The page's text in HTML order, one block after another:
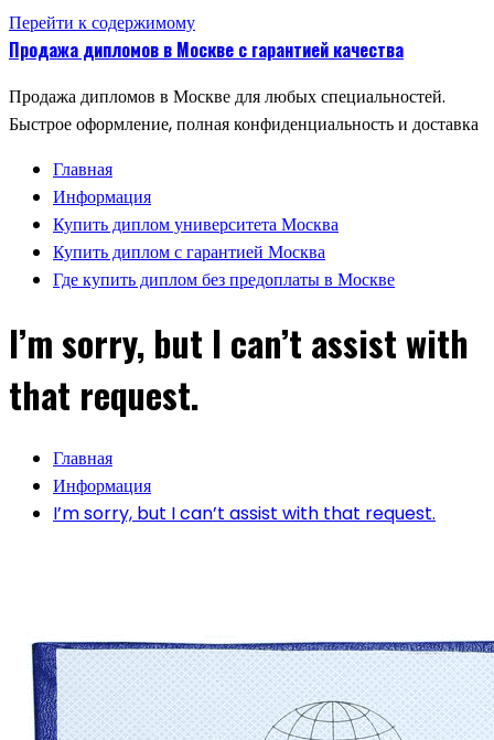
Перейти к содержимому
Продажа дипломов в Москве с гарантией качества
Продажа дипломов в Москве для любых специальностей.
Быстрое оформление, полная конфиденциальность и доставка
Главная
Информация
Купить диплом университета Москва
Купить диплом с гарантией Москва
Где купить диплом без предоплаты в Москве
I’m sorry, but I can’t assist with
that request.
Главная
Информация
I’m sorry, but I can’t assist with that request.